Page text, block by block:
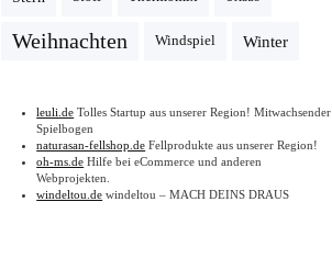
Weihnachten Windspiel Winter
leuli.de Tolles Startup aus unserer Region! Mitwachsender
Spielbogen
naturasan-fellshop.de Fellprodukte aus unserer Region!
oh-ms.de Hilfe bei eCommerce und anderen
Webprojekten.
windeltou.de windeltou – MACH DEINS DRAUS